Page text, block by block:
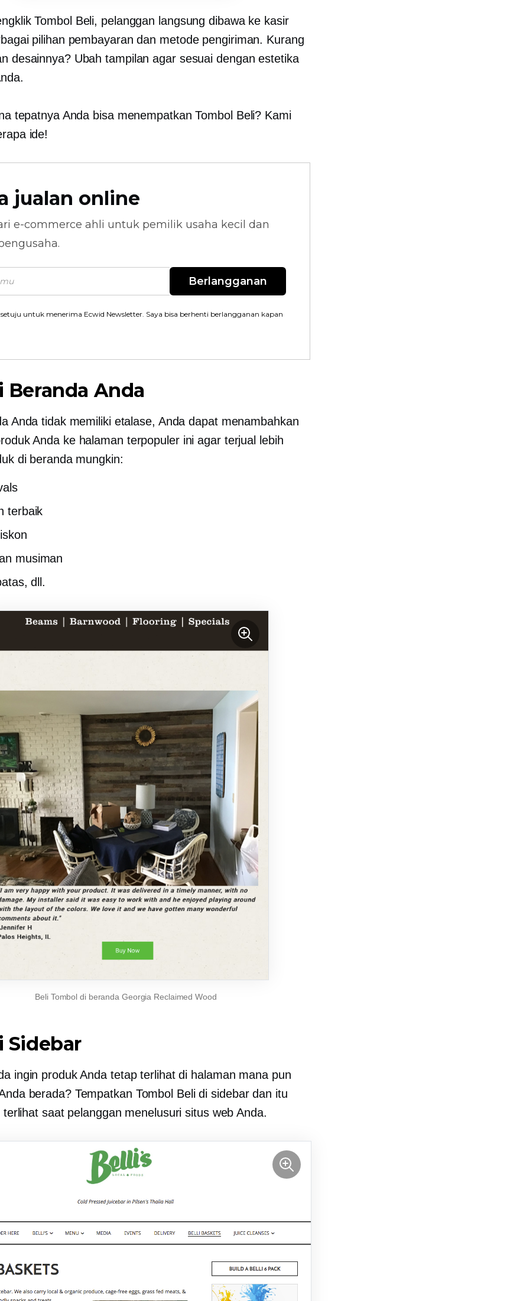
Tombol Beli, pelanggan langsung dibawa ke kasir
pilihan pembayaran dan metode pengiriman. Kurang
desainnya? Ubah tampilan agar sesuai dengan estetika
tepatnya Anda bisa menempatkan Tombol Beli? Kami
ide!
jualan online
e-commerce ahli untuk pemilik usaha kecil dan
Berlangganan
setuju untuk menerima Ecwid Newsletter. Saya bisa berhenti berlangganan kapan
Beranda Anda
Anda tidak memiliki etalase, Anda dapat menambahkan
Anda ke halaman terpopuler ini agar terjual lebih
di beranda mungkin:
terbaik
musiman
dll.
Beli Tombol di beranda Georgia Reclaimed Wood
Sidebar
ingin produk Anda tetap terlihat di halaman mana pun
berada? Tempatkan Tombol Beli di sidebar dan itu
saat pelanggan menelusuri situs web Anda.